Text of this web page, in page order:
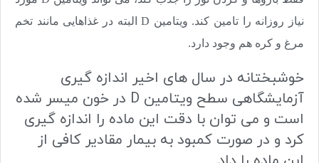
نیاز روزانه را تامین کند. ویتامین D البته در غذاهایی مانند تخم
مرغ و کره هم وجود دارد.
خوشبختانه در سال های اخیر اندازه گیری
آزمایشگاهی سطح ویتامین D در خون میسر شده
است و می توان با دقت این ماده را اندازه گیری
کرد و در صورت کمبود به بیمار مقادیر کافی از